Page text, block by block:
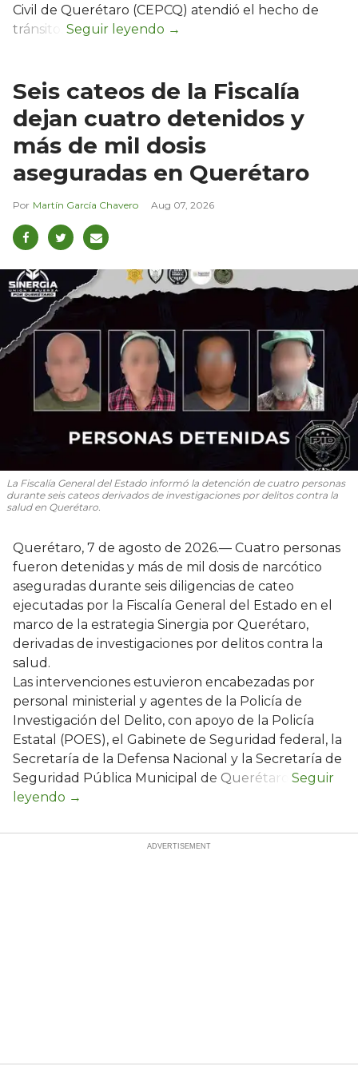
Civil de Querétaro (CEPCQ) atendió el hecho de
tránsito.
Seis cateos de la Fiscalía
dejan cuatro detenidos y
más de mil dosis
aseguradas en Querétaro
Martín García Chavero Aug 07, 2026
La Fiscalía General del Estado informó la detención de cuatro personas
durante seis cateos derivados de investigaciones por delitos contra la
salud en Querétaro.
Querétaro, 7 de agosto de 2026.— Cuatro personas
fueron detenidas y más de mil dosis de narcótico
aseguradas durante seis diligencias de cateo
ejecutadas por la Fiscalía General del Estado en el
marco de la estrategia Sinergia por Querétaro,
derivadas de investigaciones por delitos contra la
salud.
Las intervenciones estuvieron encabezadas por
personal ministerial y agentes de la Policía de
Investigación del Delito, con apoyo de la Policía
Estatal (POES), el Gabinete de Seguridad federal, la
Secretaría de la Defensa Nacional y la Secretaría de
Seguridad Pública Municipal de Querétaro.